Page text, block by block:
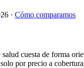
· Cómo comparamos
cuesta de forma
por precio a